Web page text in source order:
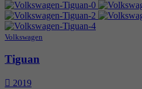
Volkswagen
Tiguan
2019